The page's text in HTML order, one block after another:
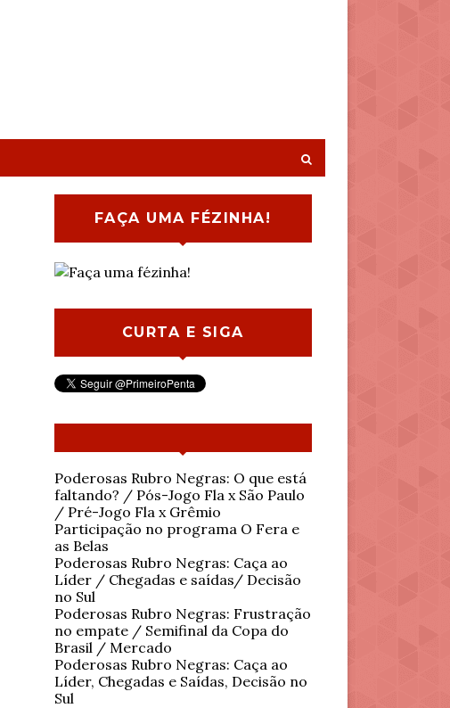
FAÇA UMA FÉZINHA!
CURTA E SIGA
Poderosas Rubro Negras: O que está
faltando? / Pós-Jogo Fla x São Paulo
/ Pré-Jogo Fla x Grêmio
Participação no programa O Fera e
as Belas
Poderosas Rubro Negras: Caça ao
Líder / Chegadas e saídas/ Decisão
no Sul
Poderosas Rubro Negras: Frustração
no empate / Semifinal da Copa do
Brasil / Mercado
Poderosas Rubro Negras: Caça ao
Líder, Chegadas e Saídas, Decisão no
Sul